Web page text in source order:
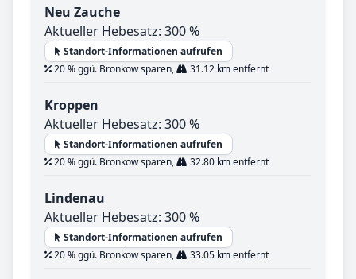
Neu Zauche
Aktueller Hebesatz: 300 %
Standort-Informationen aufrufen
20 % ggü. Bronkow sparen,
31.12 km entfernt
Kroppen
Aktueller Hebesatz: 300 %
Standort-Informationen aufrufen
20 % ggü. Bronkow sparen,
32.80 km entfernt
Lindenau
Aktueller Hebesatz: 300 %
Standort-Informationen aufrufen
20 % ggü. Bronkow sparen,
33.05 km entfernt